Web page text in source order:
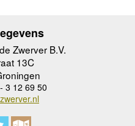
Zwerver B.V.
13C
3 12 69 50